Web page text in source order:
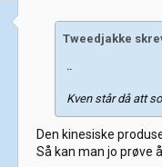
Tweedjakke
..
Kven står då att
Den kinesiske
Så kan man jo prøve